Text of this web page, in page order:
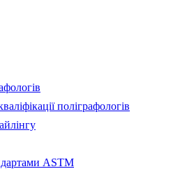
поліграфологів
ASTM